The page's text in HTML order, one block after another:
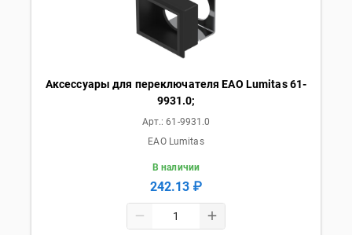
Аксессуары для переключателя EAO Lumitas 61-
9931.0;
Арт.:61-9931.0
EAO Lumitas
В наличии
242.13 ₽